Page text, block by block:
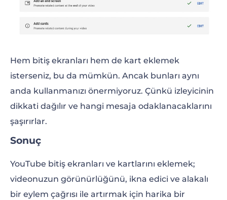
Hem bitiş ekranları hem de kart eklemek
isterseniz, bu da mümkün. Ancak bunları aynı
anda kullanmanızı önermiyoruz. Çünkü izleyicinin
dikkati dağılır ve hangi mesaja odaklanacaklarını
şaşırırlar.
Sonuç
YouTube bitiş ekranları ve kartlarını eklemek;
videonuzun görünürlüğünü, ikna edici ve alakalı
bir eylem çağrısı ile artırmak için harika bir